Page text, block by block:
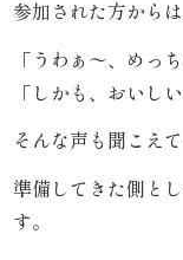
《う
な
ぎ
参加された方からは
「うわぁ〜、めっ
「しかも、おいし
そんな声も聞こえ
準備してきた側と
す。